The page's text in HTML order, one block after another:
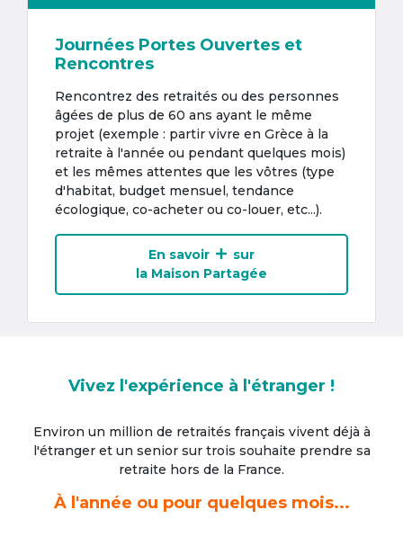
Journées Portes Ouvertes et
Rencontres
Rencontrez des retraités ou des personnes
âgées de plus de 60 ans ayant le même
projet (exemple : partir vivre en Grèce à la
retraite à l'année ou pendant quelques mois)
et les mêmes attentes que les vôtres (type
d'habitat, budget mensuel, tendance
écologique, co-acheter ou co-louer, etc...).
En savoir
sur
la Maison Partagée
Vivez l'expérience à l'étranger !
Environ un million de retraités français vivent déjà à
l'étrangeret un senior sur trois souhaite prendre sa
retraite hors de la France.
À l'année ou pour quelques mois...